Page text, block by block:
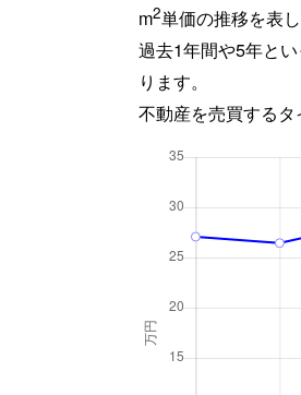
m2単価の推移を表
過去1年間や5年と
ります。
不動産を売買するタ